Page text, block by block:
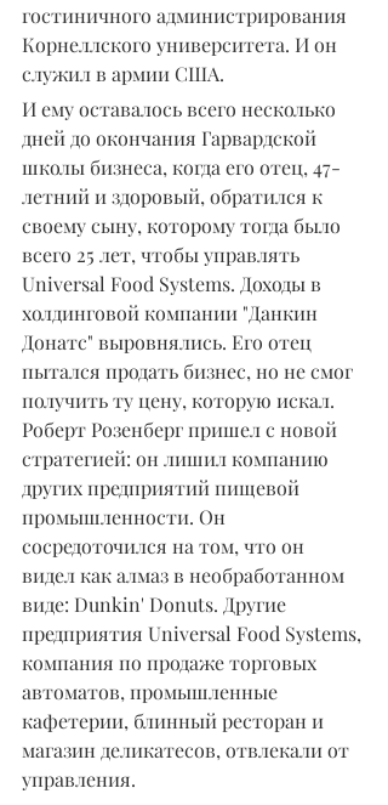
гостиничного администрирования
Корнеллского университета. И он
служил в армии США.
И ему оставалось всего несколько
дней до окончания Гарвардской
школы бизнеса, когда его отец, 47-
летний и здоровый, обратился к
своему сыну, которому тогда было
всего 25 лет, чтобы управлять
Universal Food Systems. Доходы в
холдинговой компании "Данкин
Донатс" выровнялись. Его отец
пытался продать бизнес, но не смог
получить ту цену, которую искал.
Роберт Розенберг пришел с новой
стратегией: он лишил компанию
других предприятий пищевой
промышленности. Он
сосредоточился на том, что он
видел как алмаз в необработанном
виде: Dunkin' Donuts. Другие
предприятия Universal Food Systems,
компания по продаже торговых
автоматов, промышленные
кафетерии, блинный ресторан и
магазин деликатесов, отвлекали от
управления.